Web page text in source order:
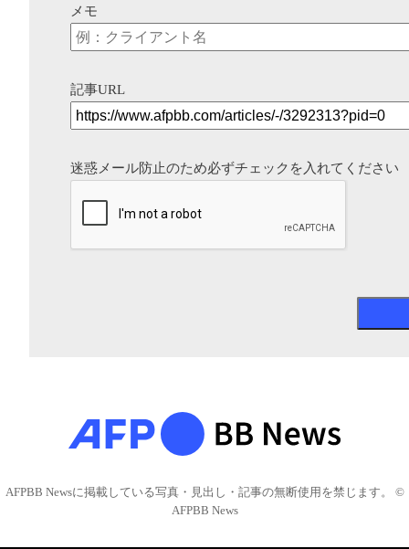
メモ
記事URL
迷惑メール防止のため必ずチェックを入れてください
AFPBB Newsに掲載している写真・見出し・記事の無断使用を禁じます。 ©
AFPBB News